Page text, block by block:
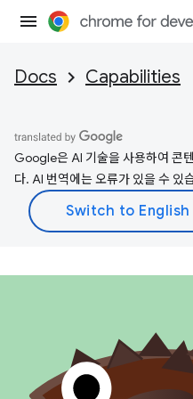
Docs Capabilities
Google은 AI 기술을 사용하여 콘
다. AI 번역에는 오류가 있을 수 있